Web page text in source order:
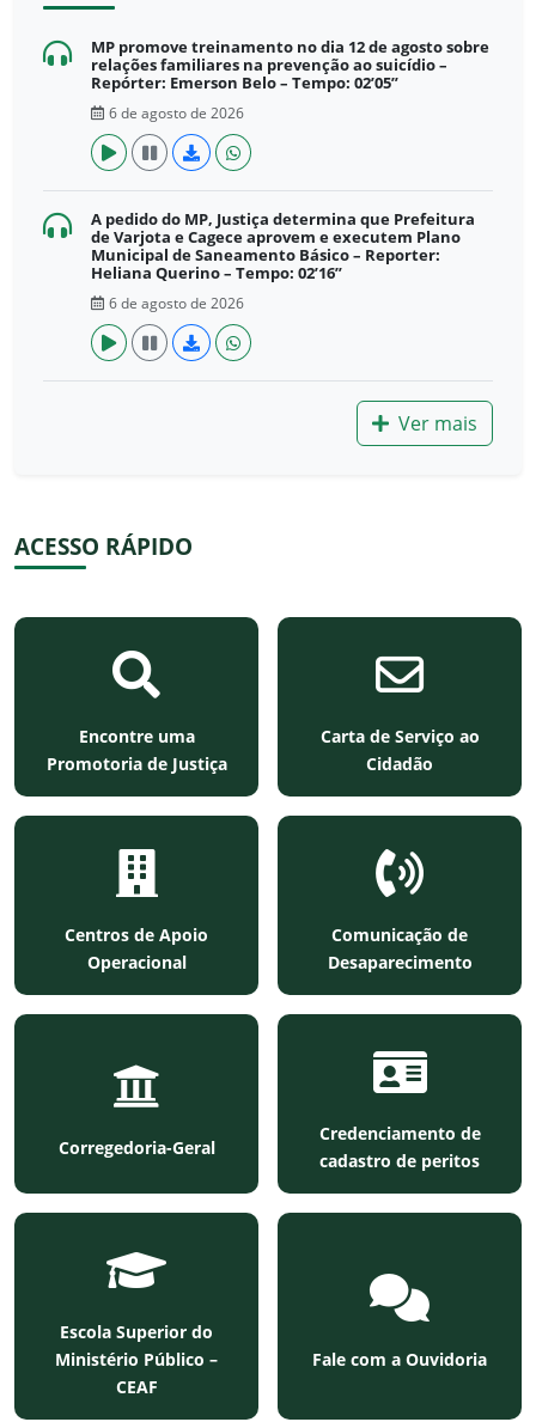
MP promove treinamento no dia 12 de agosto sobre
relações familiares na prevenção ao suicídio –
Repórter: Emerson Belo – Tempo: 02’05”
6 de agosto de 2026
A pedido do MP, Justiça determina que Prefeitura
de Varjota e Cagece aprovem e executem Plano
Municipal de Saneamento Básico – Reporter:
Heliana Querino – Tempo: 02’16”
6 de agosto de 2026
Ver mais
ACESSO RÁPIDO
Encontre uma
Promotoria de Justiça
Carta de Serviço ao
Cidadão
Centros de Apoio
Operacional
Comunicação de
Desaparecimento
Corregedoria-Geral
Credenciamento de
cadastro de peritos
Escola Superior do
Ministério Público –
CEAF
Fale com a Ouvidoria